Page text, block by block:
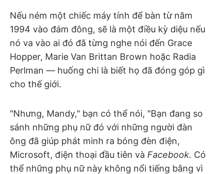
Nếu ném một chiếc máy tính để bàn từ năm
1994 vào đám đông, sẽ là một điều kỳ diệu nếu
nó va vào ai đó đã từng nghe nói đến Grace
Hopper, Marie Van Brittan Brown hoặc Radia
Perlman — huống chi là biết họ đã đóng góp gì
cho thế giới.
"Nhưng, Mandy," bạn có thể nói, "Bạn đang so
sánh những phụ nữ đó với những người đàn
ông đã giúp phát minh ra bóng đèn điện,
Microsoft, điện thoại đầu tiên và Facebook. Có
thể những phụ nữ này không nổi tiếng bằng vì